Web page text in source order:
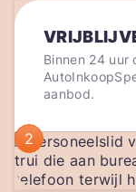
Binnen 24 uur
aanbod.
2